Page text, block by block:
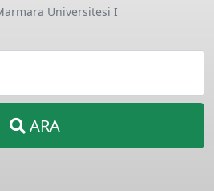
Üniversitesi I
ARA